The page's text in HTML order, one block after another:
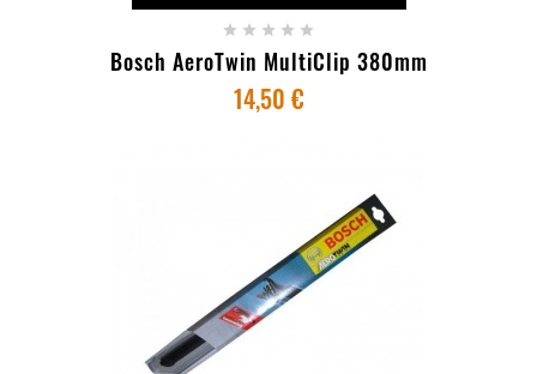
    
Bosch AeroTwin MultiClip 380mm
14,50 €